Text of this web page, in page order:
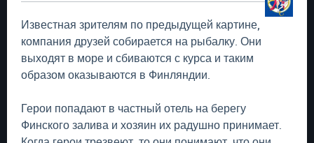
Известная зрителям по предыдущей картине,
компания друзей собирается на рыбалку. Они
выходят в море и сбиваются с курса и таким
образом оказываются в Финляндии.
Герои попадают в частный отель на берегу
Финского залива и хозяин их радушно принимает.